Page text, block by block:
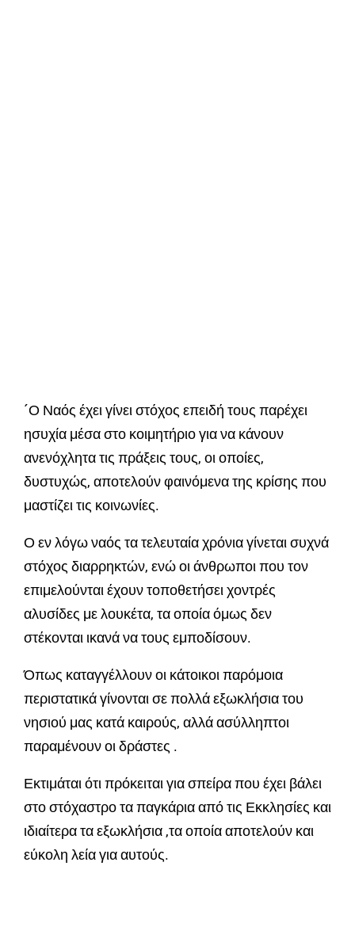
´Ο Ναός έχει γίνει στόχος επειδή τους παρέχει
ησυχία μέσα στο κοιμητήριο για να κάνουν
ανενόχλητα τις πράξεις τους, οι οποίες,
δυστυχώς, αποτελούν φαινόμενα της κρίσης που
μαστίζει τις κοινωνίες.
Ο εν λόγω ναός τα τελευταία χρόνια γίνεται συχνά
στόχος διαρρηκτών, ενώ οι άνθρωποι που τον
επιμελούνται έχουν τοποθετήσει χοντρές
αλυσίδες με λουκέτα, τα οποία όμως δεν
στέκονται ικανά να τους εμποδίσουν.
Όπως καταγγέλλουν οι κάτοικοι παρόμοια
περιστατικά γίνονται σε πολλά εξωκλήσια του
νησιού μας κατά καιρούς, αλλά ασύλληπτοι
παραμένουν οι δράστες .
Εκτιμάται ότι πρόκειται για σπείρα που έχει βάλει
στο στόχαστρο τα παγκάρια από τις Εκκλησίες και
ιδιαίτερα τα εξωκλήσια ,τα οποία αποτελούν και
εύκολη λεία για αυτούς.